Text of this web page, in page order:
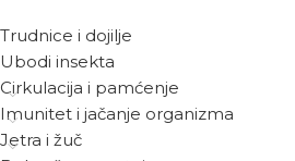
Trudnice i dojilje
Ubodi insekta
Cirkulacija i pamćenje
Imunitet i jačanje organizma
Jetra i žuč